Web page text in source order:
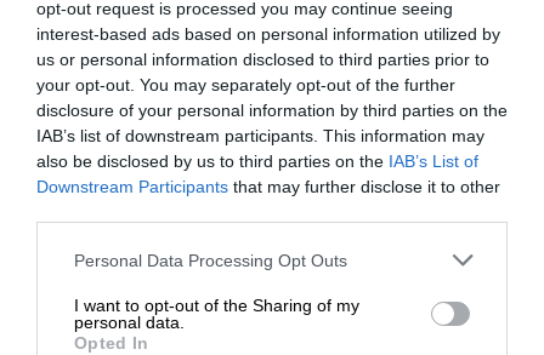
opt-out request is processed you may continue seeing
interest-based ads based on personal information utilized by
us or personal information disclosed to third parties prior to
your opt-out. You may separately opt-out of the further
disclosure of your personal information by third parties on the
IAB’s list of downstream participants. This information may
also be disclosed by us to third parties on the IAB’s List of
Downstream Participants that may further disclose it to other
Personal Data Processing Opt Outs
I want to opt-out of the Sharing of my
personal data.
Opted In